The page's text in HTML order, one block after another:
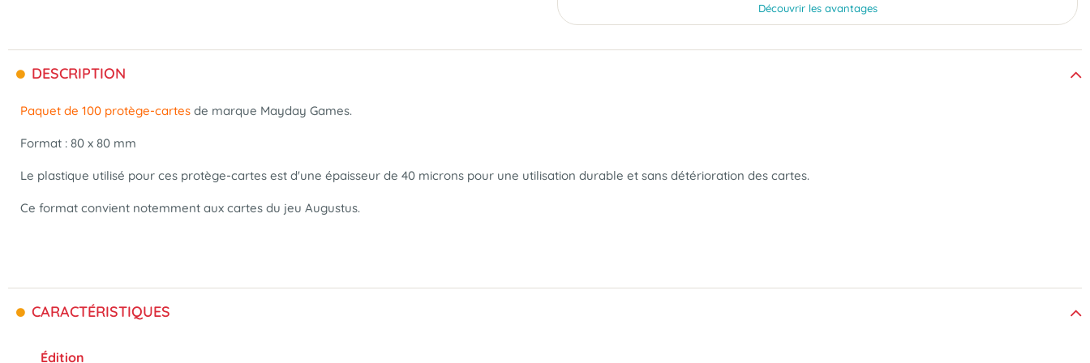
Découvrir les avantages
DESCRIPTION
Paquet de 100 protège-cartes de marque Mayday Games.
Format : 80 x 80 mm
Le plastique utilisé pour ces protège-cartes est d'une épaisseur de 40 microns pour une utilisation durable et sans détérioration des cartes.
Ce format convient notemment aux cartes du jeu Augustus.
CARACTÉRISTIQUES
Édition